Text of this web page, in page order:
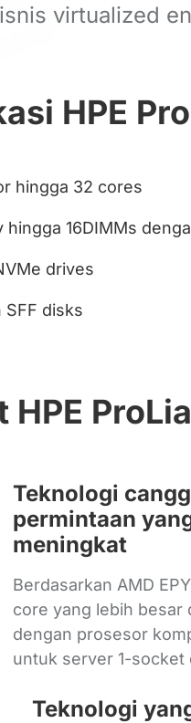
virtualized
HPE
hingga 32 cores
hingga 16DIMMs
drives
SFF disks
Teknologi
permintaan
meningkat
Berdasarkan AMD
core yang lebih besar
dengan prosesor
untuk server 1-socket
Teknologi